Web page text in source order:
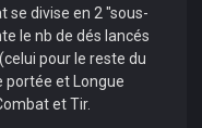
se divise en 2 "sous-
le nb de dés lancés
pour le reste du
portée et Longue
et Tir.